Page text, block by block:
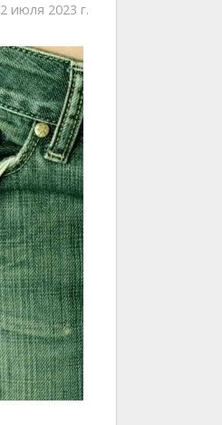
2 июля 2023 г.